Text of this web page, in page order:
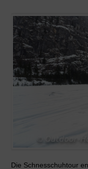
Die Schnesschuhtour